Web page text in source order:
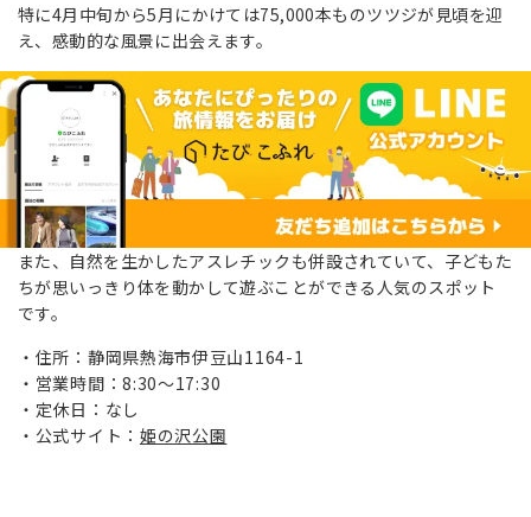
特に4月中旬から5月にかけては75,000本ものツツジが見頃を迎
え、感動的な風景に出会えます。
また、自然を生かしたアスレチックも併設されていて、子どもた
ちが思いっきり体を動かして遊ぶことができる人気のスポット
です。
住所：静岡県熱海市伊豆山1164-1
営業時間：8:30～17:30
定休日：なし
公式サイト： 姫の沢公園